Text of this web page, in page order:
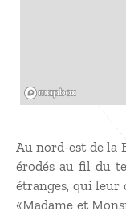
Au nord-est de la
érodés au fil du
étranges, qui leur
«Madame et